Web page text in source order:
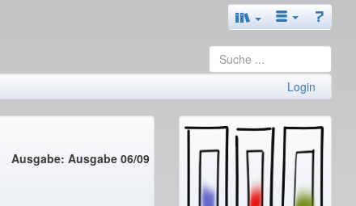
Login
Ausgabe: Ausgabe 06/09